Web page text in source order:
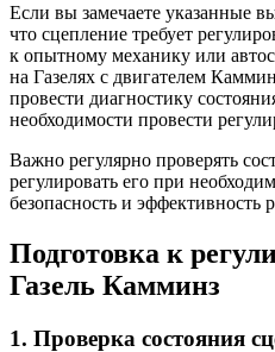
Если вы замечаете указанные
что сцепление требует
к опытному механику или
на Газелях с двигателем
провести диагностику
необходимости провести
Важно регулярно проверять
регулировать его при
безопасность и эффективность
Подготовка к
Газель Камминз
1. Проверка состояния